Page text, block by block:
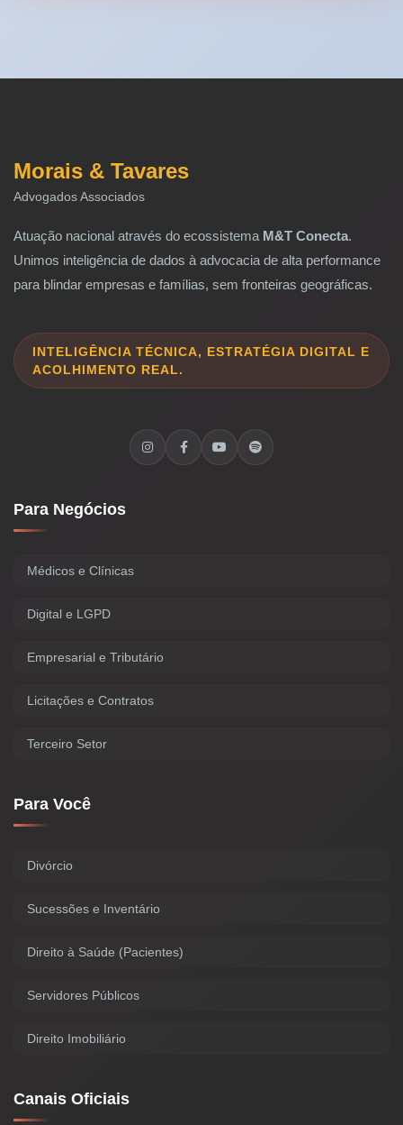
Morais & Tavares
Advogados Associados
Atuação nacional através do ecossistema M&T Conecta.
Unimos inteligência de dados à advocacia de alta performance
para blindar empresas e famílias, sem fronteiras geográficas.
INTELIGÊNCIA TÉCNICA, ESTRATÉGIA DIGITAL E
ACOLHIMENTO REAL.
Para Negócios
Médicos e Clínicas
Digital e LGPD
Empresarial e Tributário
Licitações e Contratos
Terceiro Setor
Para Você
Divórcio
Sucessões e Inventário
Direito à Saúde (Pacientes)
Servidores Públicos
Direito Imobiliário
Canais Oficiais